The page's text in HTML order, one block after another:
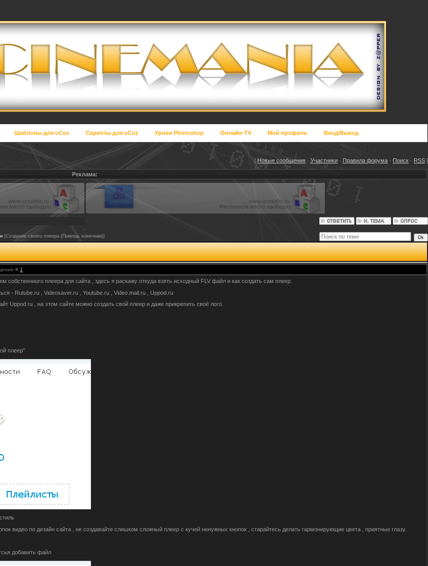
Шаблоны для uCoz Скрипты для uCoz Уроки Photoshop Онлайн-TV Мой профиль Вход/Выход
[Новые сообщения · Участники · Правила форума · Поиск · RSS ]
Реклама:
(Создание своего плеера (Помощь новичкам))
# 1
собственного плеера для сайта , здесь я раскажу откуда взять исходный FLV файл и как создать сам плеер.
- Rutube.ru , Videosaver.ru , Youtube.ru , Video.mail.ru , Uppod.ru
Uppod.ru , на этом сайте можно создать свой плеер и даже прикрепить своё лого.
плеер"
видео по дизайн сайта , не создавайте слишком сложный плеер с кучей ненужных кнопок , старайтесь делать гармонирующие цвета , приятные глазу.
добавить файл